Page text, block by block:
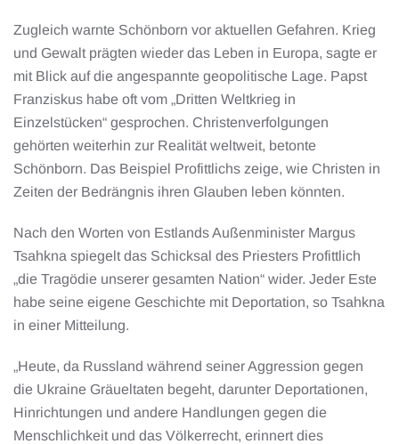
Zugleich warnte Schönborn vor aktuellen Gefahren. Krieg
und Gewalt prägten wieder das Leben in Europa, sagte er
mit Blick auf die angespannte geopolitische Lage. Papst
Franziskus habe oft vom „Dritten Weltkrieg in
Einzelstücken“ gesprochen. Christenverfolgungen
gehörten weiterhin zur Realität weltweit, betonte
Schönborn. Das Beispiel Profittlichs zeige, wie Christen in
Zeiten der Bedrängnis ihren Glauben leben könnten.
Nach den Worten von Estlands Außenminister Margus
Tsahkna spiegelt das Schicksal des Priesters Profittlich
„die Tragödie unserer gesamten Nation“ wider. Jeder Este
habe seine eigene Geschichte mit Deportation, so Tsahkna
in einer Mitteilung.
„Heute, da Russland während seiner Aggression gegen
die Ukraine Gräueltaten begeht, darunter Deportationen,
Hinrichtungen und andere Handlungen gegen die
Menschlichkeit und das Völkerrecht, erinnert dies